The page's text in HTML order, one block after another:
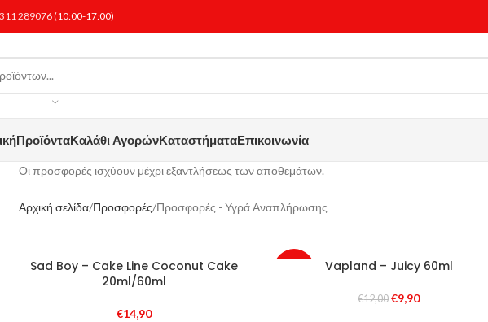
289076(10:00-17:00)
ΠροϊόνταΚαλάθι ΑγορώνΚαταστήματαΕπικοινωνία
Οι προσφορές ισχύουν μέχρι εξαντλήσεως των αποθεμάτων.
Αρχική σελίδα Προσφορές Προσφορές - Υγρά Αναπλήρωσης
Sad Boy – Cake Line Coconut Cake
20ml/60ml
€14,90
Vapland – Juicy 60ml
€12,00 €9,90